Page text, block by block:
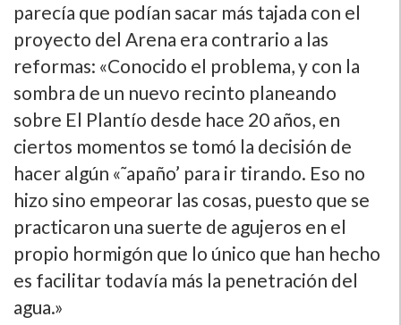
parecí­a que podí­an sacar más tajada con el
proyecto del Arena era contrario a las
reformas: «Conocido el problema, y con la
sombra de un nuevo recinto planeando
sobre El Plantí­o desde hace 20 años, en
ciertos momentos se tomó la decisión de
hacer algún «˜apaño’ para ir tirando. Eso no
hizo sino empeorar las cosas, puesto que se
practicaron una suerte de agujeros en el
propio hormigón que lo único que han hecho
es facilitar todaví­a más la penetración del
agua.»